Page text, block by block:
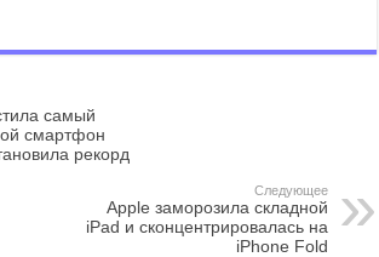
самый
смартфон
рекорд
Следующее
Apple заморозила складной
iPad и сконцентрировалась на
iPhone Fold